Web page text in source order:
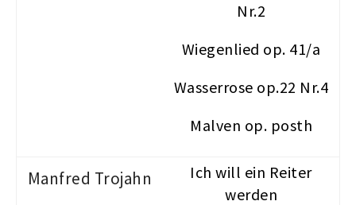
Nr.2
Wiegenlied op. 41/a
Wasserrose op.22 Nr.4
Malven op. posth
Manfred Trojahn
Ich will ein Reiter
werden